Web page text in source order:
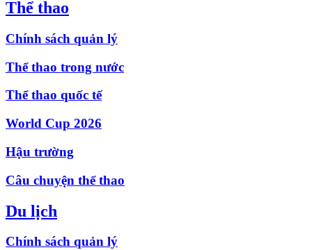
Thể thao
Chính sách quản lý
Thể thao trong nước
Thể thao quốc tế
World Cup 2026
Hậu trường
Câu chuyện thể thao
Du lịch
Chính sách quản lý